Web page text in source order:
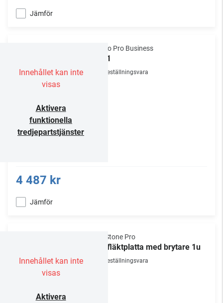
Jämför
Innehållet kan inte
visas
Aktivera
funktionella
tredjepartstjänster
Audio Pro Business
SP-1
Beställningsvara
4 487 kr
Jämför
Innehållet kan inte
visas
Aktivera
NorStone Pro
19" fläktplatta med brytare 1u
Beställningsvara